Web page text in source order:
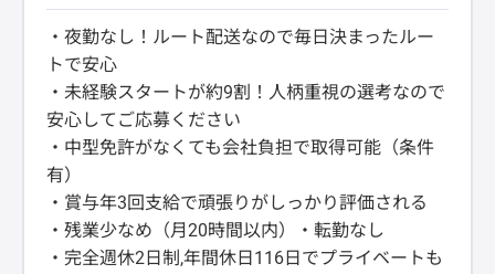
・夜勤なし！ルート配送なので毎日決まったルー
トで安心
・未経験スタートが約9割！人柄重視の選考なので
安心してご応募ください
・中型免許がなくても会社負担で取得可能（条件
有）
・賞与年3回支給で頑張りがしっかり評価される
・残業少なめ（月20時間以内）・転勤なし
・完全週休2日制,年間休日116日でプライベートも